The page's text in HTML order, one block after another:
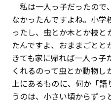
私は一人っ子だったので
なかったんですよね。小
ったし、虫とか木とか枝
たんですよ、おままごと
きても家に帰れば一人っ子
くれるのって虫とか動物
上にあるものに、何か「語
うのは、小さい頃からずっ